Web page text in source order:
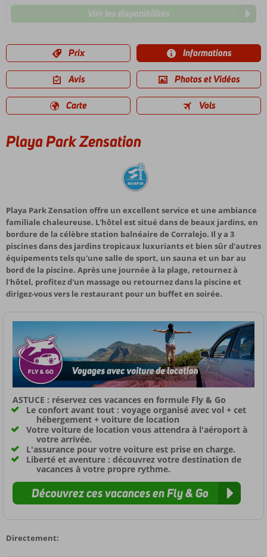
Voir les disponibilités
Prix Informations
Avis Photos et Vidéos
Carte Vols
Playa Park Zensation
Playa Park Zensation offre un excellent service et une ambiance
familiale chaleureuse. L'hôtel est situé dans de beaux jardins, en
bordure de la célèbre station balnéaire de Corralejo. Il y a 3
piscines dans des jardins tropicaux luxuriants et bien sûr d'autres
équipements tels qu'une salle de sport, un sauna et un bar au
bord de la piscine. Après une journée à la plage, retournez à
l'hôtel, profitez d'un massage ou retournez dans la piscine et
dirigez-vous vers le restaurant pour un buffet en soirée.
ASTUCE : réservez ces vacances en formule Fly & Go
Le confort avant tout : voyage organisé avec vol + cet
hébergement + voiture de location
Votre voiture de location vous attendra à l'aéroport à
votre arrivée.
L'assurance pour votre voiture est prise en charge.
Liberté et aventure : découvrez votre destination de
vacances à votre propre rythme.
Découvrez ces vacances en Fly & Go
Directement: